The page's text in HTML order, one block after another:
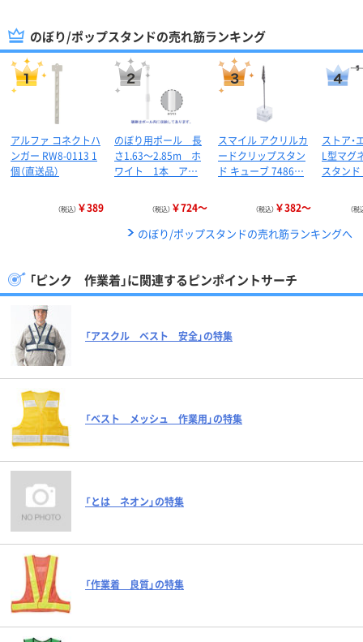
のぼり/ポップスタンドの売れ筋ランキング
アルファ コネクトハ
ンガー RW8-0113 1
個（直送品）
（税込） ￥389
のぼり用ポール 長
さ1.63～2.85m ホ
ワイト 1本 ア…
（税込） ￥724～
スマイル アクリルカ
ードクリップスタン
ド キューブ 7486…
（税込） ￥382～
ストア・
L型マグ
スタン
（税
のぼり/ポップスタンドの売れ筋ランキングへ
「ピンク 作業着」に関連するピンポイントサーチ
「アスクル ベスト 安全」の特集
「ベスト メッシュ 作業用」の特集
「とは ネオン」の特集
「作業着 良質」の特集